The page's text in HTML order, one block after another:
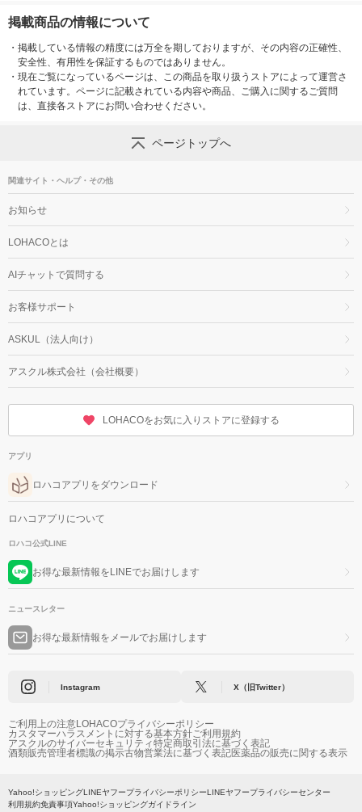
掲載商品の情報について
・ 掲載している情報の精度には万全を期しておりますが、その内容の正確性、
安全性、有用性を保証するものではありません。
・ 現在ご覧になっているページは、この商品を取り扱うストアによって運営さ
れています。ページに記載されている内容や商品、ご購入に関するご質問
は、直接各ストアにお問い合わせください。
ページトップへ
関連サイト・ヘルプ・その他
お知らせ
LOHACOとは
AIチャットで質問する
お客様サポート
ASKUL（法人向け）
アスクル株式会社（会社概要）
LOHACOをお気に入りストアに登録する
アプリ
ロハコアプリをダウンロード
ロハコアプリについて
ロハコ公式LINE
お得な最新情報をLINEでお届けします
ニュースレター
お得な最新情報をメールでお届けします
Instagram X（旧Twitter）
ご利用上の注意LOHACOプライバシーポリシー
カスタマーハラスメントに対する基本方針ご利用規約
アスクルのサイバーセキュリティ特定商取引法に基づく表記
酒類販売管理者標識の掲示古物営業法に基づく表記医薬品の販売に関する表示
Yahoo!ショッピングLINEヤフープライバシーポリシーLINEヤフープライバシーセンター
利用規約免責事項Yahoo!ショッピングガイドライン